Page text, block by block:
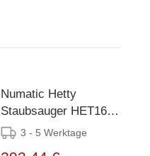
Numatic Hetty
Staubsauger HET160-
11
3 - 5 Werktage